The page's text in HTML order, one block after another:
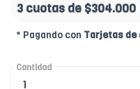
3 cuotas de $304.000
* Pagando con Tarjetas
Cantidad